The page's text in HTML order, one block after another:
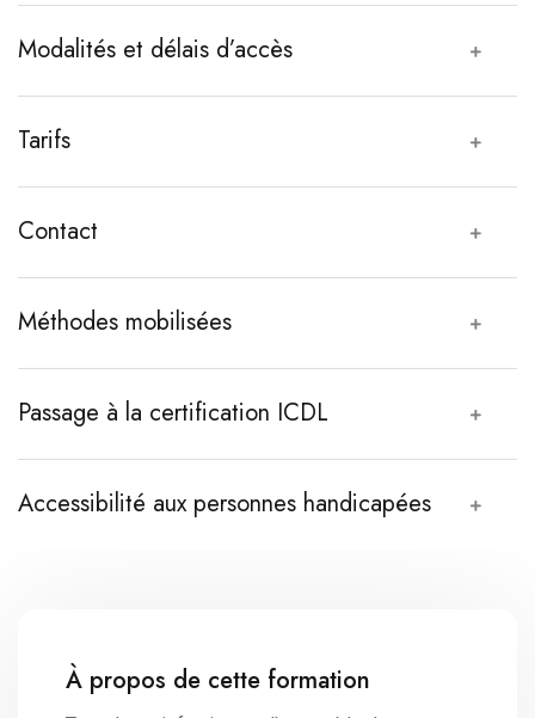
Modalités et délais d’accès
Tarifs
Contact
Méthodes mobilisées
Passage à la certification ICDL
Accessibilité aux personnes handicapées
À propos de cette formation